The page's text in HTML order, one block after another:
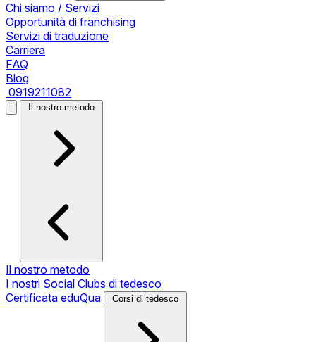
Chi siamo / Servizi
Opportunità di franchising
Servizi di traduzione
Carriera
FAQ
Blog
0919211082
Il nostro metodo
Il nostro metodo
I nostri Social Clubs di tedesco
Certificata eduQua
Corsi di tedesco